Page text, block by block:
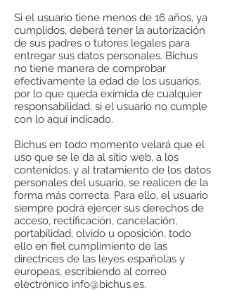
Si el usuario tiene menos de 16 años, ya
cumplidos, deberá tener la autorización
de sus padres o tutores legales para
entregar sus datos personales. Bichus
no tiene manera de comprobar
efectivamente la edad de los usuarios,
por lo que queda eximida de cualquier
responsabilidad, si el usuario no cumple
con lo aquí indicado.
Bichus en todo momento velará que el
uso que se le da al sitio web, a los
contenidos, y al tratamiento de los datos
personales del usuario, se realicen de la
forma más correcta. Para ello, el usuario
siempre podrá ejercer sus derechos de
acceso, rectificación, cancelación,
portabilidad, olvido u oposición, todo
ello en fiel cumplimiento de las
directrices de las leyes españolas y
europeas, escribiendo al correo
electrónico info@bichus.es.